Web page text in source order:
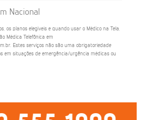
Nacional
os planos elegíveis e quando usar o Médico na Tela,
Médica Telefônica em
Estes serviços não são uma obrigatoriedade
em situações de emergência/urgência médicas ou